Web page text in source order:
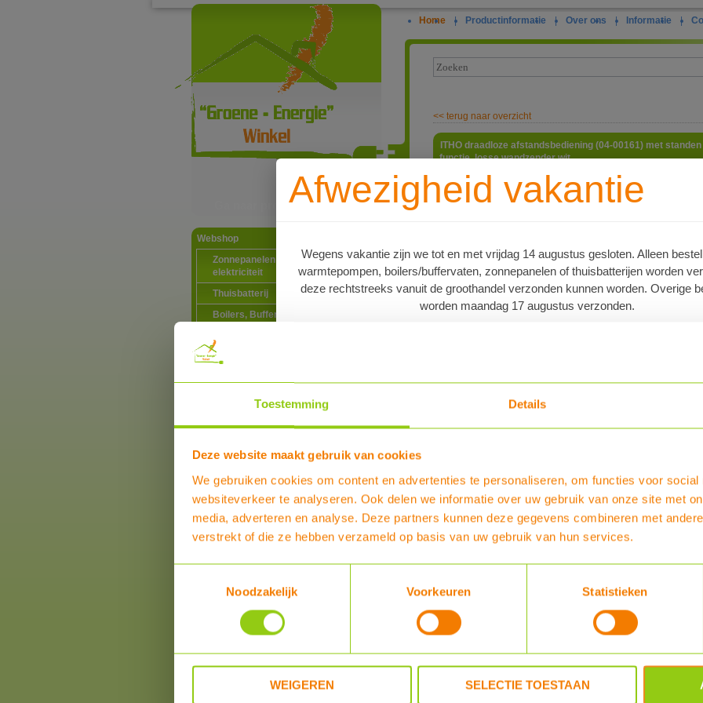
Toestemming Details
Deze website maakt gebruik van cookies
We gebruiken cookies om content en advertenties te personaliseren, om functies voor social
websiteverkeer te analyseren. Ook delen we informatie over uw gebruik van onze site met
media, adverteren en analyse. Deze partners kunnen deze gegevens combineren met
verstrekt of die ze hebben verzameld op basis van uw gebruik van hun services.
Noodzakelijk
Voorkeuren Statistieken
WEIGEREN SELECTIE TOESTAAN
Ga naar productinformatie
Webshop
Zonnepanelen PV-systemen
elektriciteit
Thuisbatterij
Boilers, Buffervaten en toebehoren
Zonneboilers voor warmtapwater en
Airco zonder buitenunit
Elektriciteitsproducten
Elektrische vervoermiddelen
Hotfill voor wasmachines en
Ventilatie
Badkamer en Toilet ventilatie
Verlichting
Verwarming
Zwembadverwarming
Home | Productinformatie | Over ons | Informatie |
Afwezigheid vakantie
Wegens vakantie zijn we tot en met vrijdag 14 augustus gesloten. Alleen
warmtepompen, boilers/buffervaten, zonnepanelen of thuisbatterijen worden
deze rechtstreeks vanuit de groothandel verzonden kunnen worden. Overige
worden maandag 17 augustus verzonden.
<< terug naar overzicht
ITHO draadloze afstandsbediening (04-00161) met
functie, losse wandzender wit
met
versies
voor de
vierde
naar de
hij eerst
voor als
Type
ITHO
op